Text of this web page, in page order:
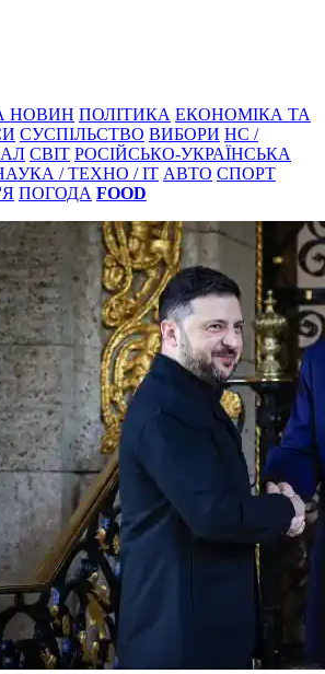
НОВИН ПОЛІТИКА ЕКОНОМІКА ТА
СУСПІЛЬСТВО ВИБОРИ НС /
СВІТ РОСІЙСЬКО-УКРАЇНСЬКА
/ ТЕХНО / IT АВТО СПОРТ
ПОГОДА FOOD